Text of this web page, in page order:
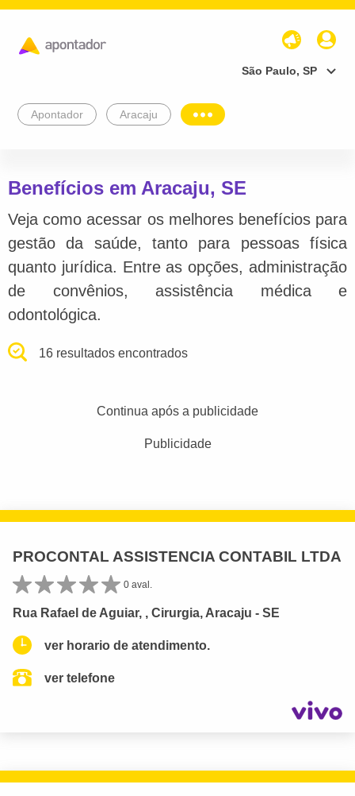
São Paulo, SP
Apontador Aracaju
Benefícios em Aracaju, SE
Veja como acessar os melhores benefícios para
gestão da saúde, tanto para pessoas física
quanto jurídica. Entre as opções, administração
de convênios, assistência médica e
odontológica.
16 resultados encontrados
Continua após a publicidade
Publicidade
PROCONTAL ASSISTENCIA CONTABIL LTDA
0 aval.
Rua Rafael de Aguiar, , Cirurgia, Aracaju - SE
ver horario de atendimento.
ver telefone